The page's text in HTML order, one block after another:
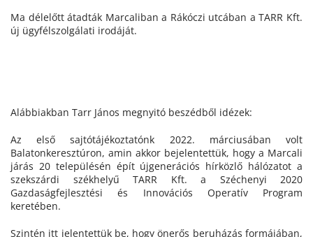
Ma délelőtt átadták Marcaliban a Rákóczi utcában a TARR Kft.
új ügyfélszolgálati irodáját.
Alábbiakban Tarr János megnyitó beszédből idézek:
Az első sajtótájékoztatónk 2022. márciusában volt
Balatonkeresztúron, amin akkor bejelentettük, hogy a Marcali
járás 20 településén épít újgenerációs hírközlő hálózatot a
szekszárdi székhelyű TARR Kft. a Széchenyi 2020
Gazdaságfejlesztési és Innovációs Operatív Program
keretében.
Szintén itt jelentettük be, hogy önerős beruházás formájában,